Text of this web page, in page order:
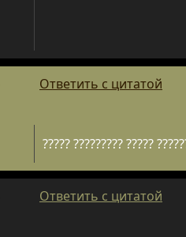
Ответить с цитатой
????? ????????? ?????
Ответить с цитатой